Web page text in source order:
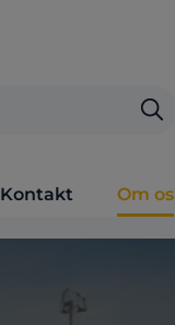
Kontakt Om os